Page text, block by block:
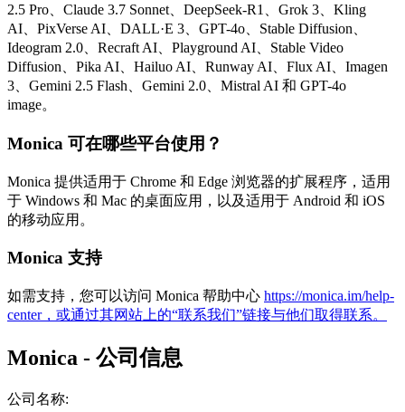
2.5 Pro、Claude 3.7 Sonnet、DeepSeek-R1、Grok 3、Kling
AI、PixVerse AI、DALL·E 3、GPT-4o、Stable Diffusion、
Ideogram 2.0、Recraft AI、Playground AI、Stable Video
Diffusion、Pika AI、Hailuo AI、Runway AI、Flux AI、Imagen
3、Gemini 2.5 Flash、Gemini 2.0、Mistral AI 和 GPT-4o
image。
Monica 可在哪些平台使用？
Monica 提供适用于 Chrome 和 Edge 浏览器的扩展程序，适用
于 Windows 和 Mac 的桌面应用，以及适用于 Android 和 iOS
的移动应用。
Monica 支持
如需支持，您可以访问 Monica 帮助中心 https://monica.im/help-
center，或通过其网站上的“联系我们”链接与他们取得联系。
Monica - 公司信息
公司名称: